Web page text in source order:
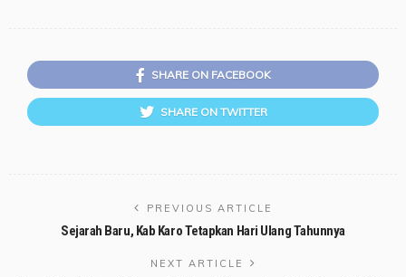
SHARE ON FACEBOOK
SHARE ON TWITTER
PREVIOUS ARTICLE
Sejarah Baru, Kab Karo Tetapkan Hari Ulang Tahunnya
NEXT ARTICLE